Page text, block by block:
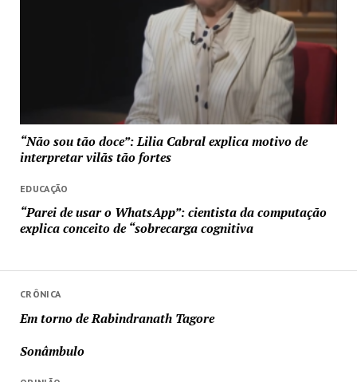
“Não sou tão doce”: Lilia Cabral explica motivo de
interpretar vilãs tão fortes
EDUCAÇÃO
“Parei de usar o WhatsApp”: cientista da computação
explica conceito de “sobrecarga cognitiva
CRÔNICA
Em torno de Rabindranath Tagore
Sonâmbulo